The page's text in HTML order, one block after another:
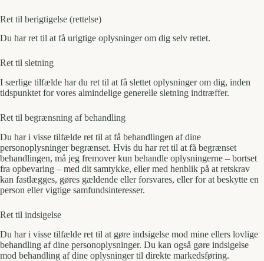
Ret til berigtigelse (rettelse)
Du har ret til at få urigtige oplysninger om dig selv rettet.
Ret til sletning
I særlige tilfælde har du ret til at få slettet oplysninger om dig, inden
tidspunktet for vores almindelige generelle sletning indtræffer.
Ret til begrænsning af behandling
Du har i visse tilfælde ret til at få behandlingen af dine
personoplysninger begrænset. Hvis du har ret til at få begrænset
behandlingen, må jeg fremover kun behandle oplysningerne – bortset
fra opbevaring – med dit samtykke, eller med henblik på at retskrav
kan fastlægges, gøres gældende eller forsvares, eller for at beskytte en
person eller vigtige samfundsinteresser.
Ret til indsigelse
Du har i visse tilfælde ret til at gøre indsigelse mod mine ellers lovlige
behandling af dine personoplysninger. Du kan også gøre indsigelse
mod behandling af dine oplysninger til direkte markedsføring.